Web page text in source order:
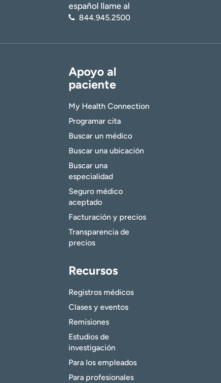
español llame al
844.945.2500
Apoyo al
paciente
My Health Connection
Programar cita
Buscar un médico
Buscar una ubicación
Buscar una
especialidad
Seguro médico
aceptado
Facturación y precios
Transparencia de
precios
Recursos
Registros médicos
Clases y eventos
Remisiones
Estudios de
investigación
Para los empleados
Para profesionales